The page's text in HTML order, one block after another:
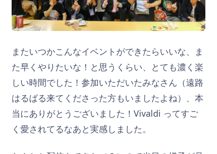
またいつかこんなイベントができたらいいな、ま
た早くやりたいな！と思うくらい、とても濃く楽
しい時間でした！参加いただいたみなさん（遠路
はるばる来てくださった方もいましたよね）、本
当にありがとうございました！Vivaldi ってすご
く愛されてるなあと実感しました。